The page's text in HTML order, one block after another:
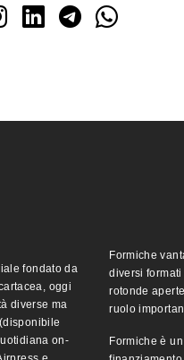
fondato da
oggi
diverse ma
on-
Formiche
diversi
rotonde
ruolo
Formiche è